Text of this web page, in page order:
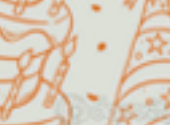
Horário de